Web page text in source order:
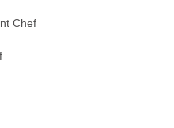
Chef